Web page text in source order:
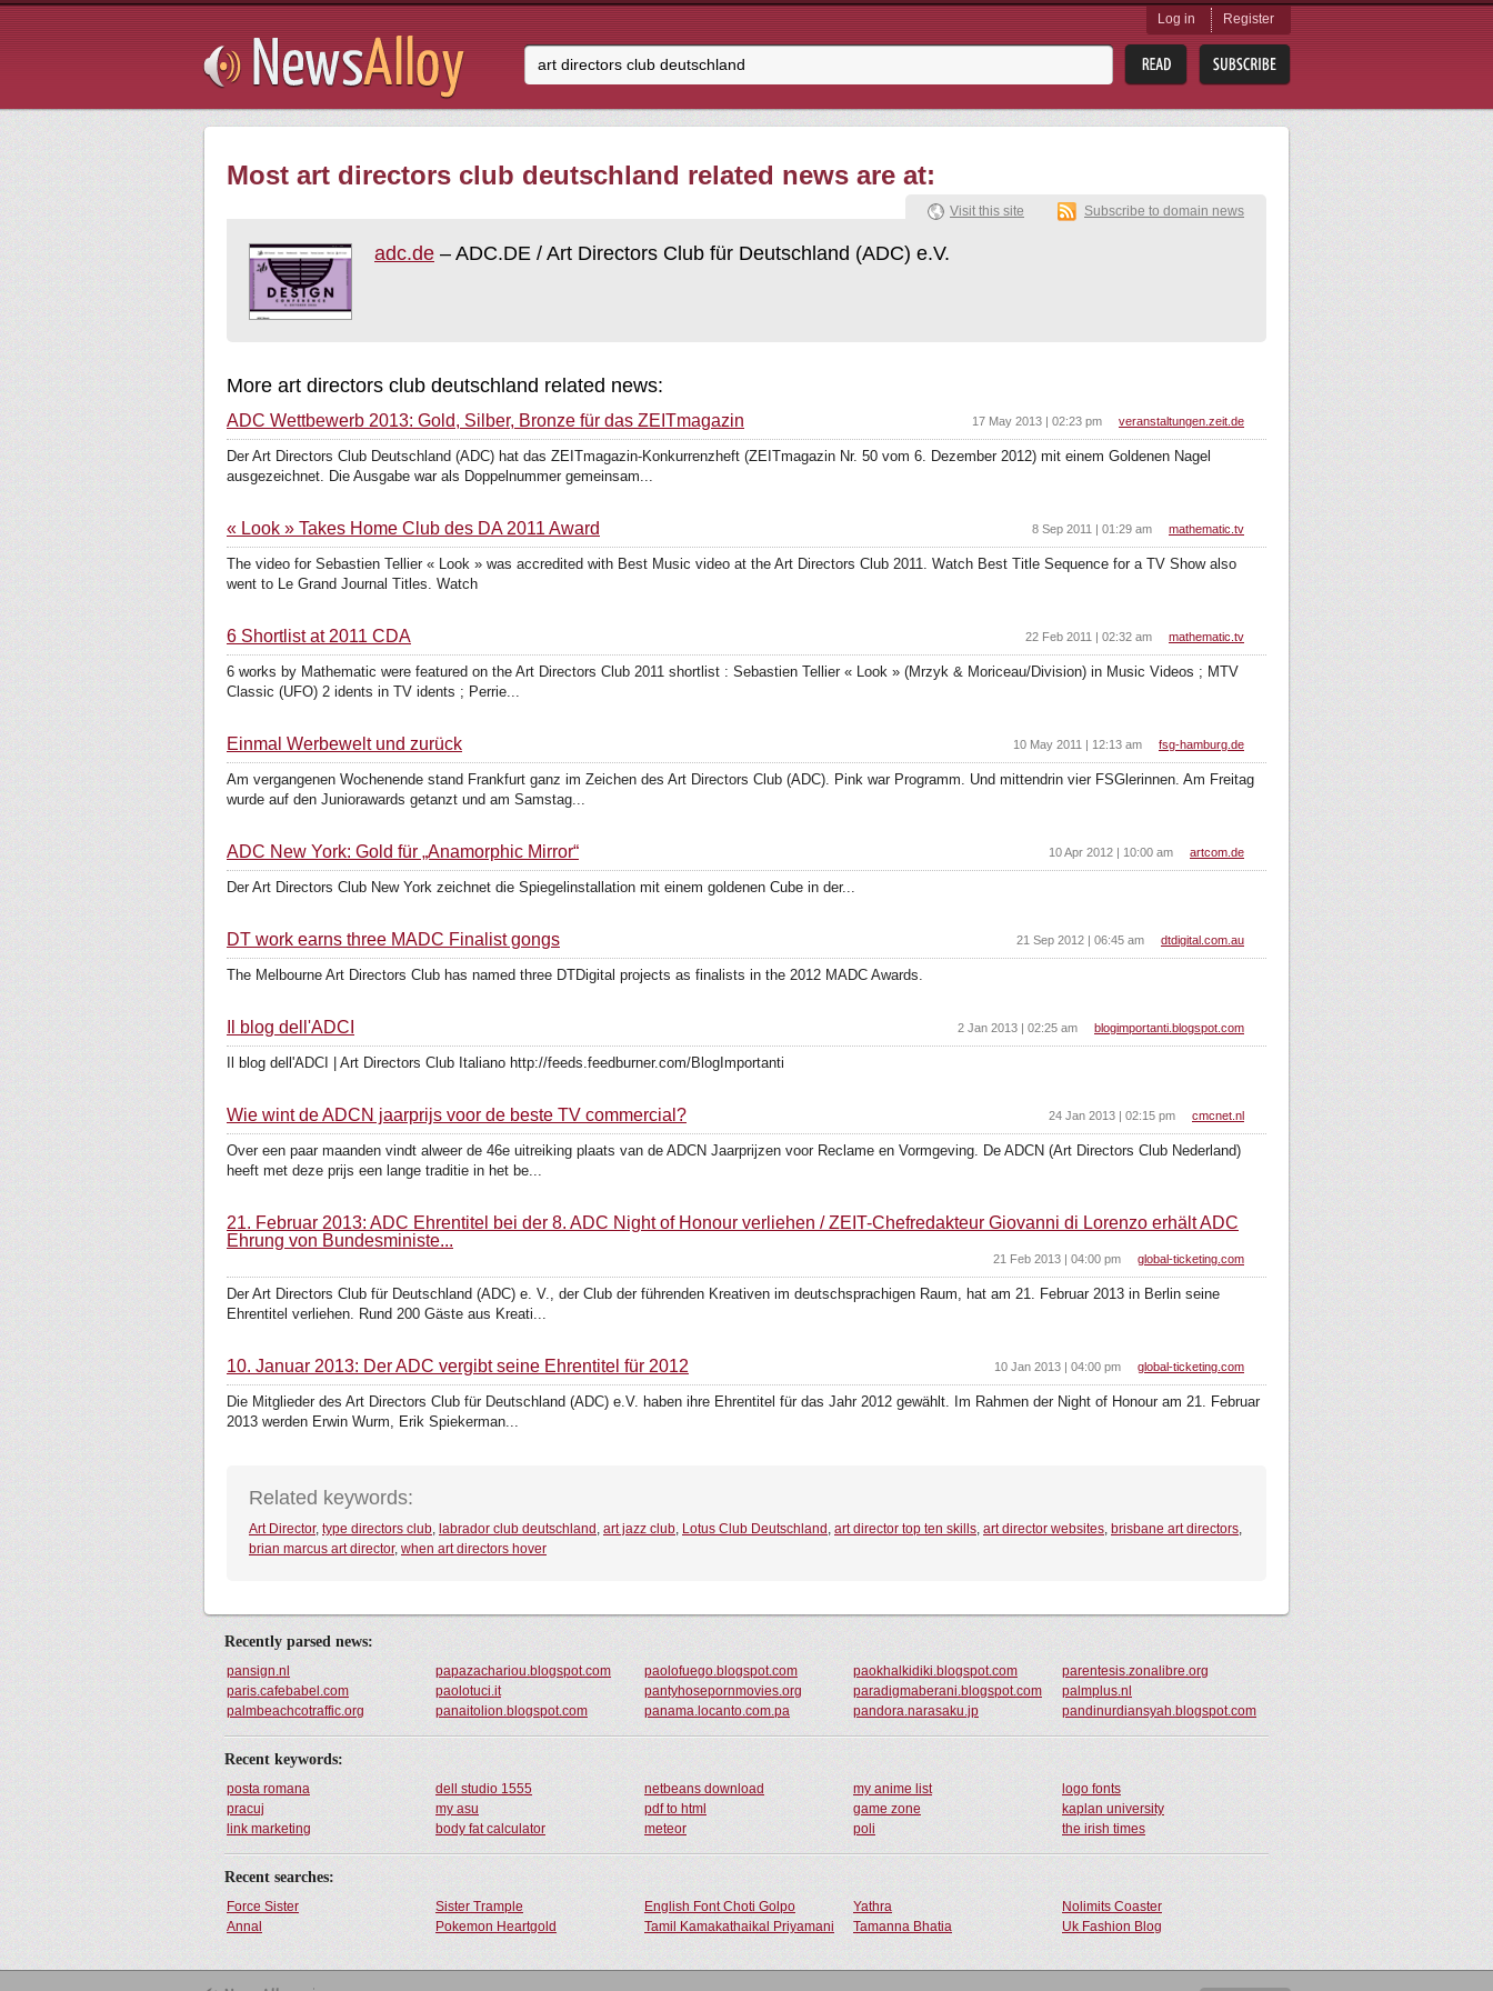
Log in Register
Most art directors club deutschland related news are at:
adc.de – ADC.DE / Art Directors Club für Deutschland (ADC) e.V.
Visit this site Subscribe to domain news
More art directors club deutschland related news:
ADC Wettbewerb 2013: Gold, Silber, Bronze für das ZEITmagazin veranstaltungen.zeit.de
17 May 2013 | 02:23 pm
Der Art Directors Club Deutschland (ADC) hat das ZEITmagazin-Konkurrenzheft (ZEITmagazin Nr. 50 vom 6. Dezember 2012) mit einem Goldenen Nagel
ausgezeichnet. Die Ausgabe war als Doppelnummer gemeinsam...
« Look » Takes Home Club des DA 2011 Award mathematic.tv
8 Sep 2011 | 01:29 am
The video for Sebastien Tellier « Look » was accredited with Best Music video at the Art Directors Club 2011. Watch Best Title Sequence for a TV Show also
went to Le Grand Journal Titles. Watch
6 Shortlist at 2011 CDA mathematic.tv
22 Feb 2011 | 02:32 am
6 works by Mathematic were featured on the Art Directors Club 2011 shortlist : Sebastien Tellier « Look » (Mrzyk & Moriceau/Division) in Music Videos ; MTV
Classic (UFO) 2 idents in TV idents ; Perrie...
Einmal Werbewelt und zurück fsg-hamburg.de
10 May 2011 | 12:13 am
Am vergangenen Wochenende stand Frankfurt ganz im Zeichen des Art Directors Club (ADC). Pink war Programm. Und mittendrin vier FSGlerinnen. Am Freitag
wurde auf den Juniorawards getanzt und am Samstag...
ADC New York: Gold für „Anamorphic Mirror“ artcom.de
10 Apr 2012 | 10:00 am
Der Art Directors Club New York zeichnet die Spiegelinstallation mit einem goldenen Cube in der...
DT work earns three MADC Finalist gongs dtdigital.com.au
21 Sep 2012 | 06:45 am
The Melbourne Art Directors Club has named three DTDigital projects as finalists in the 2012 MADC Awards.
Il blog dell'ADCI blogimportanti.blogspot.com
2 Jan 2013 | 02:25 am
Il blog dell'ADCI | Art Directors Club Italiano http://feeds.feedburner.com/BlogImportanti
Wie wint de ADCN jaarprijs voor de beste TV commercial? cmcnet.nl
24 Jan 2013 | 02:15 pm
Over een paar maanden vindt alweer de 46e uitreiking plaats van de ADCN Jaarprijzen voor Reclame en Vormgeving. De ADCN (Art Directors Club Nederland)
heeft met deze prijs een lange traditie in het be...
21. Februar 2013: ADC Ehrentitel bei der 8. ADC Night of Honour verliehen / ZEIT-Chefredakteur Giovanni di Lorenzo erhält ADC
Ehrung von Bundesministe...
global-ticketing.com
21 Feb 2013 | 04:00 pm
Der Art Directors Club für Deutschland (ADC) e. V., der Club der führenden Kreativen im deutschsprachigen Raum, hat am 21. Februar 2013 in Berlin seine
Ehrentitel verliehen. Rund 200 Gäste aus Kreati...
10. Januar 2013: Der ADC vergibt seine Ehrentitel für 2012 global-ticketing.com
10 Jan 2013 | 04:00 pm
Die Mitglieder des Art Directors Club für Deutschland (ADC) e.V. haben ihre Ehrentitel für das Jahr 2012 gewählt. Im Rahmen der Night of Honour am 21. Februar
2013 werden Erwin Wurm, Erik Spiekerman...
Related keywords:
Art Director, type directors club, labrador club deutschland , art jazz club, Lotus Club Deutschland , art director top ten skills, art director websites, brisbane art directors,
brian marcus art director, when art directors hover
Recently parsed news:
pansign.nl papazachariou.blogspot.com paolofuego.blogspot.com paokhalkidiki.blogspot.com
parentesis.zonalibre.org
paris.cafebabel.com
paolotuci.it pantyhosepornmovies.org paradigmaberani.blogspot.com
palmplus.nl
palmbeachcotraffic.org
panaitolion.blogspot.com panama.locanto.com.pa pandora.narasaku.jp pandinurdiansyah.blogspot.com
Recent keywords:
posta romana dell studio 1555 netbeans download my anime list
logo fonts
pracuj
my asu pdf to html game zone
kaplan university
link marketing
body fat calculator meteor poli the irish times
Recent searches:
Force Sister Sister Trample English Font Choti Golpo Yathra
Nolimits Coaster
Annal
Pokemon Heartgold Tamil Kamakathaikal Priyamani Tamanna Bhatia Uk Fashion Blog